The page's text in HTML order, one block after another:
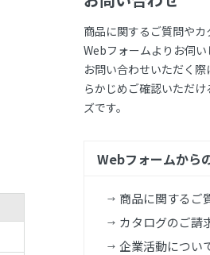
商品に関するご質問やカ
Webフォームよりお伺い
お問い合わせいただく
らかじめご確認いただ
ズです。
Webフォームから
商品に関するご
カタログのご請
企業活動につい